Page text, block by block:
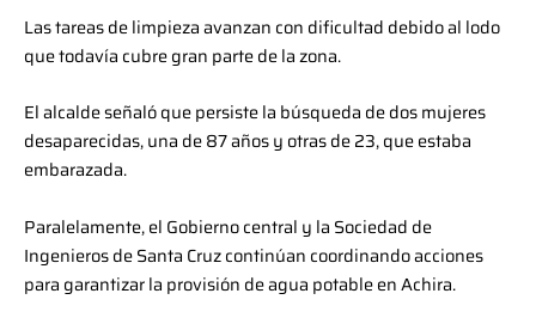
Las tareas de limpieza avanzan con dificultad debido al lodo
que todavía cubre gran parte de la zona.
El alcalde señaló que persiste la búsqueda de dos mujeres
desaparecidas, una de 87 años y otras de 23, que estaba
embarazada.
Paralelamente, el Gobierno central y la Sociedad de
Ingenieros de Santa Cruz continúan coordinando acciones
para garantizar la provisión de agua potable en Achira.